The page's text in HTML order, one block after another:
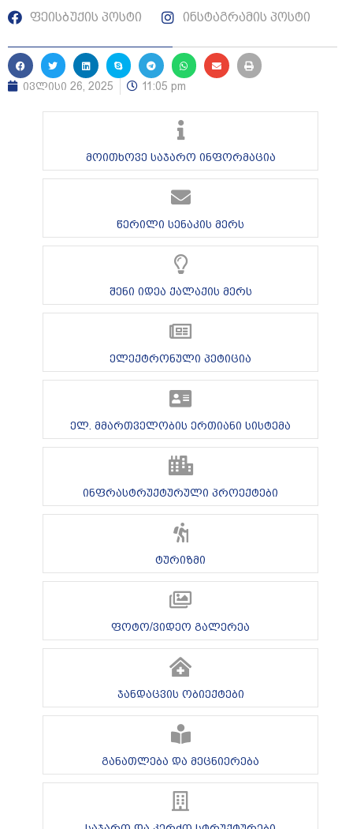
ფეისბუქის პოსტი ინსტაგრამის პოსტი
ივლისი 26, 2025 11:05 pm
მოითხოვე საჯარო ინფორმაცია
წერილი სენაკის მერს
შენი იდეა ქალაქის მერს
ელექტრონული პეტიცია
ელ. მმართველობის ერთიანი სისტემა
ინფრასტრუქტურული პროექტები
ტურიზმი
ფოტო/ვიდეო გალერეა
ჯანდაცვის ობიექტები
განათლება და მეცნიერება